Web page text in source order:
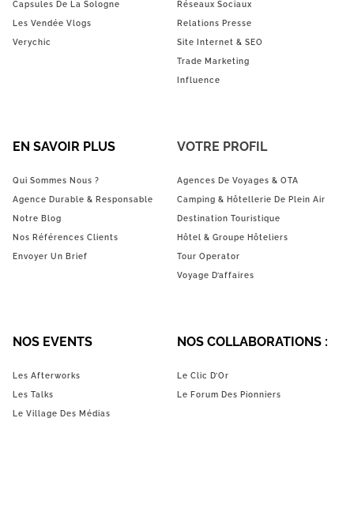
Capsules De La Sologne
Les Vendée Vlogs
Verychic
Réseaux Sociaux
Relations Presse
Site Internet & SEO
Trade Marketing
Influence
EN SAVOIR PLUS
Qui Sommes Nous ?
Agence Durable & Responsable
Notre Blog
Nos Références Clients
Envoyer Un Brief
VOTRE PROFIL
Agences De Voyages & OTA
Camping & Hôtellerie De Plein Air
Destination Touristique
Hôtel & Groupe Hôteliers
Tour Operator
Voyage D’affaires
NOS EVENTS
Les Afterworks
Les Talks
Le Village Des Médias
NOS COLLABORATIONS :
Le Clic D’Or
Le Forum Des Pionniers